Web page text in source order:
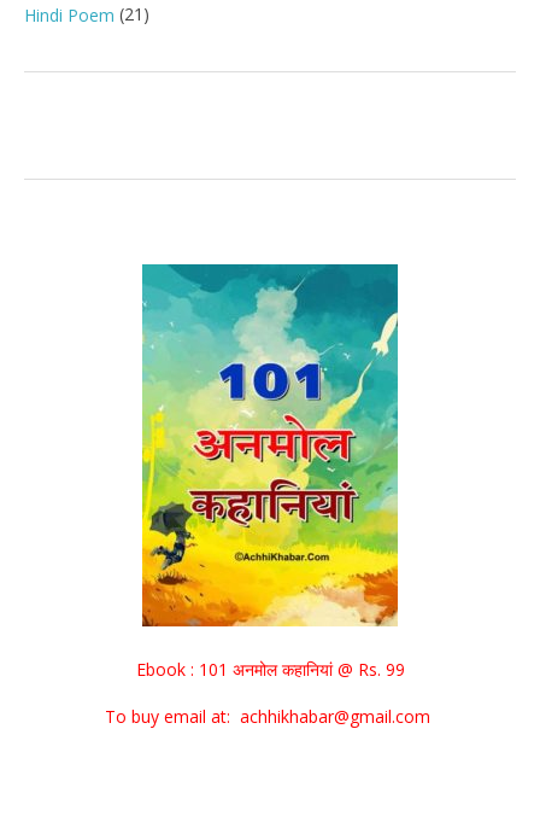
Hindi Poem (21)
Ebook : 101 अनमोल कहानियां @ Rs. 99
To buy email at: achhikhabar@gmail.com